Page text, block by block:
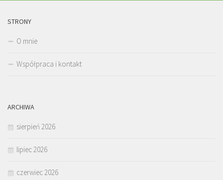
STRONY
O mnie
Współpraca i kontakt
ARCHIWA
sierpień 2026
lipiec 2026
czerwiec 2026